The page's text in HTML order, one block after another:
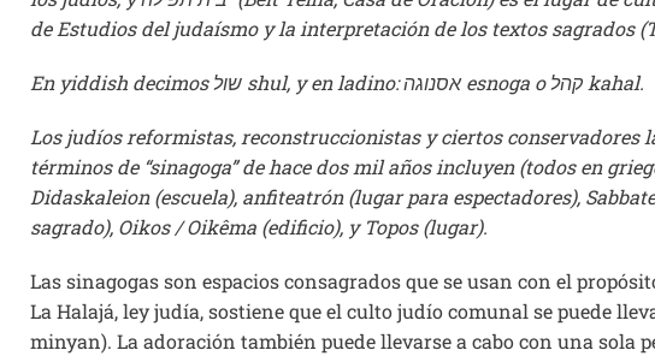
de Estudios del judaísmo y la interpretación de los textos sagrados
En yiddish decimos שול shul, y en ladino: אסנוגה esnoga o קהל kahal.
Los judíos reformistas, reconstruccionistas y ciertos conservadores
términos de “sinagoga” de hace dos mil años incluyen (todos en
Didaskaleion (escuela), anfiteatrón (lugar para espectadores),
sagrado), Oikos / Oikêma (edificio), y Topos (lugar).
Las sinagogas son espacios consagrados que se usan con el
La Halajá, ley judía, sostiene que el culto judío comunal se puede
minyan). La adoración también puede llevarse a cabo con una sola